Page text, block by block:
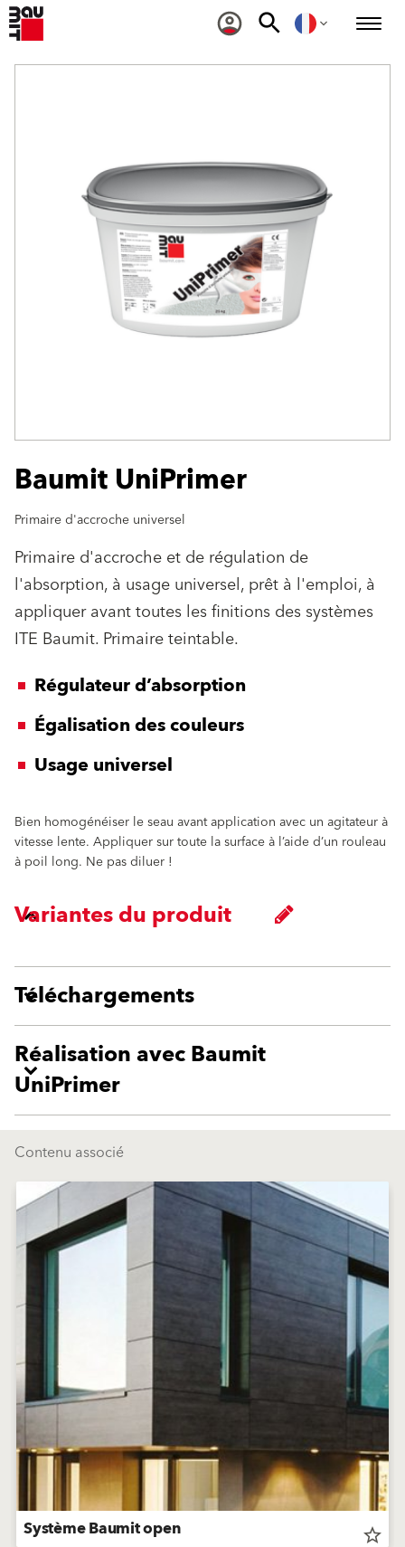
Baumit UniPrimer
Primaire d'accroche universel
Primaire d'accroche et de régulation de
l'absorption, à usage universel, prêt à l'emploi, à
appliquer avant toutes les finitions des systèmes
ITE Baumit. Primaire teintable.
Régulateur d’absorption
Égalisation des couleurs
Usage universel
Bien homogénéiser le seau avant application avec un agitateur à
vitesse lente. Appliquer sur toute la surface à l’aide d’un rouleau
à poil long. Ne pas diluer !
Variantes du produit
Téléchargements
Réalisation avec Baumit
UniPrimer
Contenu associé
Système Baumit open star_border